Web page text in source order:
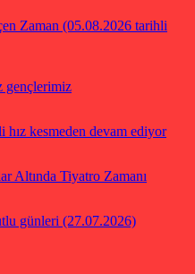
Zaman (05.08.2026 tarihli
gençlerimiz
kesmeden devam ediyor
Altında Tiyatro Zamanı
günleri (27.07.2026)